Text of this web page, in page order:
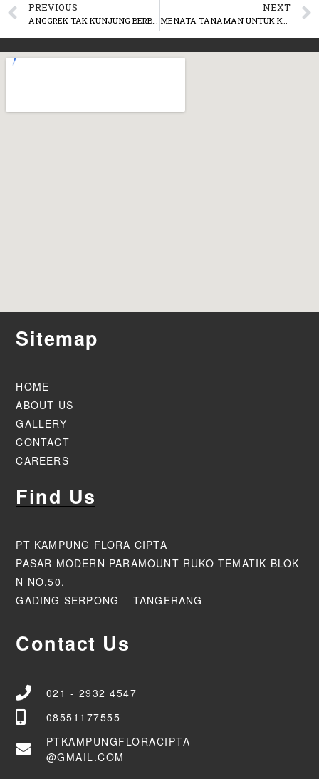
PREVIOUS
ANGGREK TAK KUNJUNG BERBUNGA? MUNGKIN INI PENYEBABNYA.
NEXT
MENATA TANAMAN UNTUK KONSEP BANGUNAN URBAN JUNGLE
Sitemap
HOME
ABOUT US
GALLERY
CONTACT
CAREERS
Find Us
PT KAMPUNG FLORA CIPTA
PASAR MODERN PARAMOUNT RUKO TEMATIK BLOK
N NO.50.
GADING SERPONG – TANGERANG
Contact Us
021 - 2932 4547
08551177555
PTKAMPUNGFLORACIPTA
@GMAIL.COM